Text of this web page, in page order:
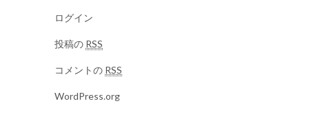
ログイン
投稿の RSS
コメントの RSS
WordPress.org